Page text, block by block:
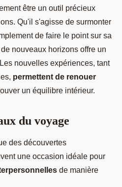
être un outil précieux
Qu'il s'agisse de surmonter
de faire le point sur sa
nouveaux horizons offre un
nouvelles expériences, tant
permettent de renouer
un équilibre intérieur.
du voyage
des découvertes
une occasion idéale pour
de manière